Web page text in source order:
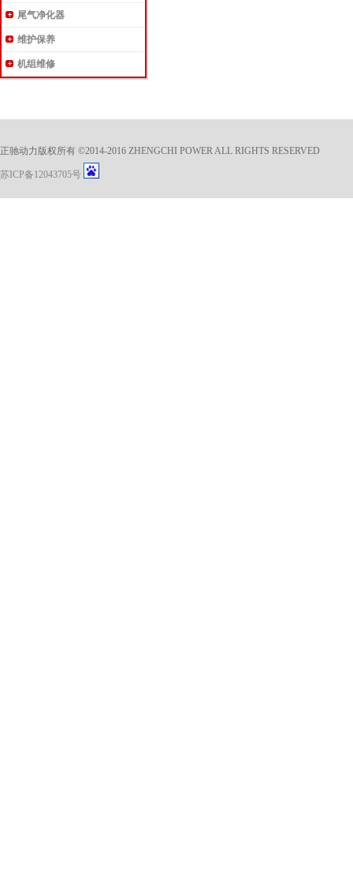
尾气净化器
维护保养
机组维修
正驰动力版权所有 ©2014-2016 ZHENGCHI POWER ALL RIGHTS RESERVED
苏ICP备12043705号